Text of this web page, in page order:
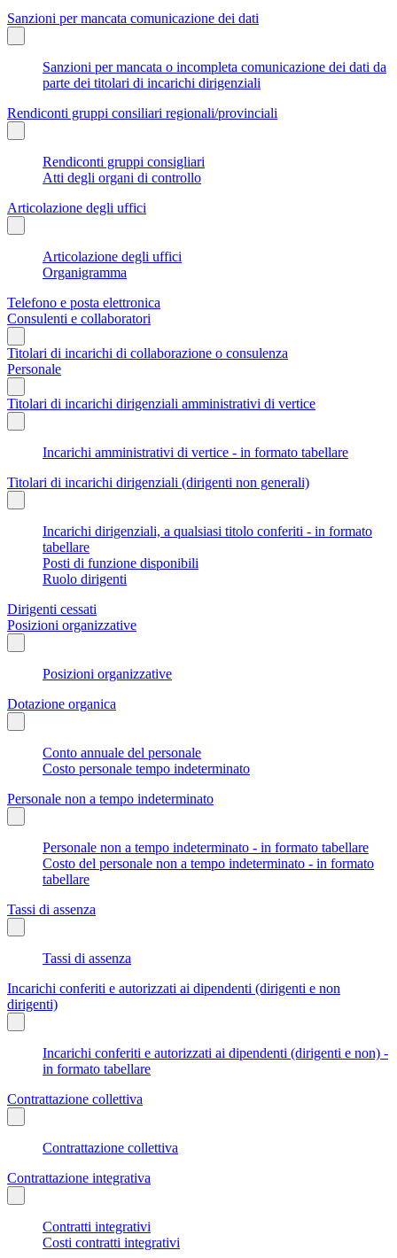
Sanzioni per mancata comunicazione dei dati
Sanzioni per mancata o incompleta comunicazione dei dati da
parte dei titolari di incarichi dirigenziali
Rendiconti gruppi consiliari regionali/provinciali
Rendiconti gruppi consigliari
Atti degli organi di controllo
Articolazione degli uffici
Articolazione degli uffici
Organigramma
Telefono e posta elettronica
Consulenti e collaboratori
Titolari di incarichi di collaborazione o consulenza
Personale
Titolari di incarichi dirigenziali amministrativi di vertice
Incarichi amministrativi di vertice - in formato tabellare
Titolari di incarichi dirigenziali (dirigenti non generali)
Incarichi dirigenziali, a qualsiasi titolo conferiti - in formato
tabellare
Posti di funzione disponibili
Ruolo dirigenti
Dirigenti cessati
Posizioni organizzative
Posizioni organizzative
Dotazione organica
Conto annuale del personale
Costo personale tempo indeterminato
Personale non a tempo indeterminato
Personale non a tempo indeterminato - in formato tabellare
Costo del personale non a tempo indeterminato - in formato
tabellare
Tassi di assenza
Tassi di assenza
Incarichi conferiti e autorizzati ai dipendenti (dirigenti e non
dirigenti)
Incarichi conferiti e autorizzati ai dipendenti (dirigenti e non) -
in formato tabellare
Contrattazione collettiva
Contrattazione collettiva
Contrattazione integrativa
Contratti integrativi
Costi contratti integrativi